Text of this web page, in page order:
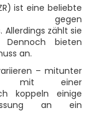
ist eine beliebte
gegen
Allerdings zählt sie
Dennoch bieten
an.
– mitunter
mit einer
koppeln einige
an ein